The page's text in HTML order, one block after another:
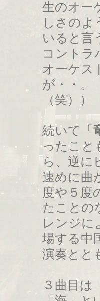
生のオー
しさのよ
いると言
コントラ
オーケス
が・・。
（笑））
続いて「
ったこと
ら、逆に
速めに曲
度や５度
たことの
レンジに
場する中
演奏とと
３曲目は「